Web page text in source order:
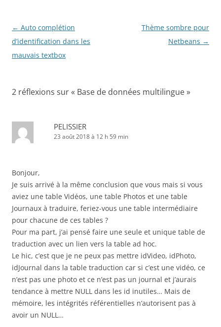
Navigation
des
articles
← Auto complétion
d’identification dans les
mauvais textbox
Thème sombre pour
Netbeans →
2 réflexions sur « Base de données multilingue»
PELISSIER
23 août 2018 à 12 h 59 min
Bonjour,
Je suis arrivé à la même conclusion que vous mais si vous
aviez une table Vidéos, une table Photos et une table
Journaux à traduire, feriez-vous une table intermédiaire
pour chacune de ces tables ?
Pour ma part, j’ai pensé faire une seule et unique table de
traduction avec un lien vers la table ad hoc.
Le hic, c’est que je ne peux pas mettre idVideo, idPhoto,
idJournal dans la table traduction car si c’est une vidéo, ce
n’est pas une photo et ce n’est pas un journal et j’aurais
tendance à mettre NULL dans les id inutiles… Mais de
mémoire, les intégrités référentielles n’autorisent pas à
avoir un NULL…